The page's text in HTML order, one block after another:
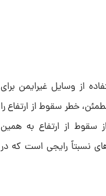
از وسایل غیرایمن برای
خطر سقوط از ارتفاع را
سقوط از ارتفاع به همین
نسبتاً رایجی است که در